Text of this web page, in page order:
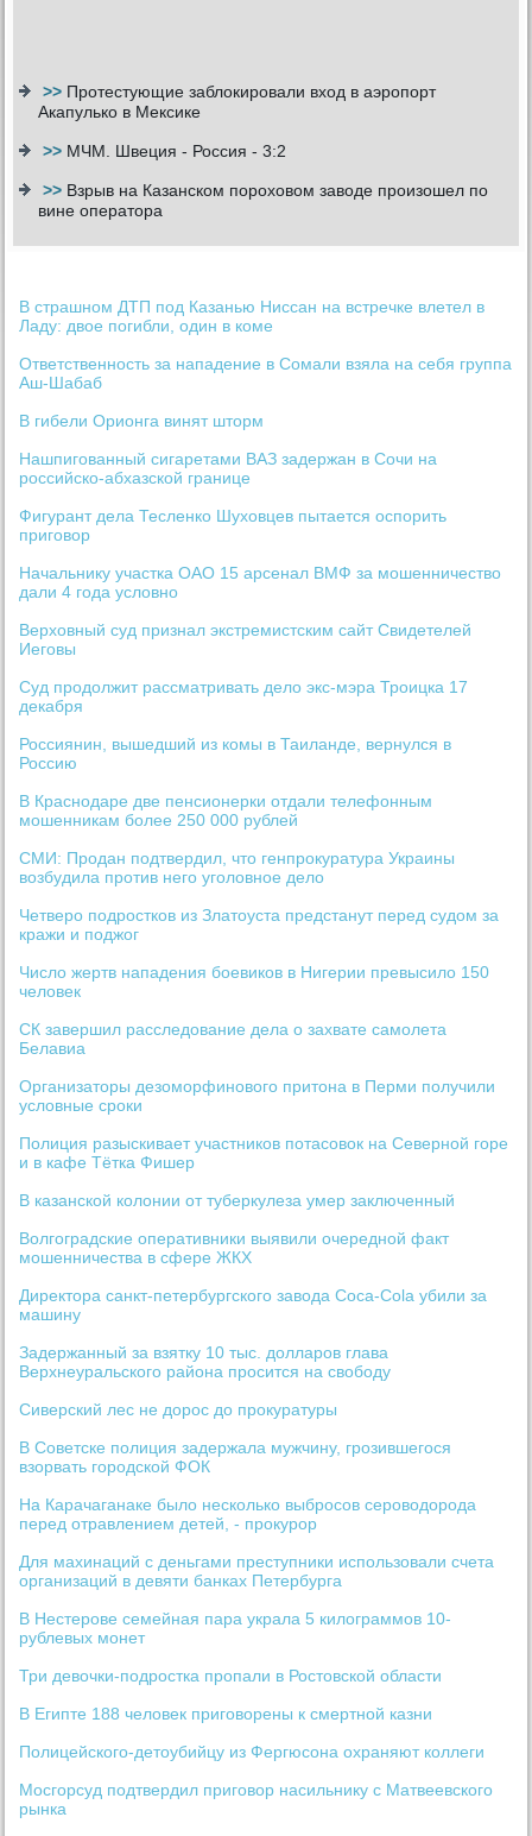
>> Протестующие заблокировали вход в аэропорт
Акапулько в Мексике
>> МЧМ. Швеция - Россия - 3:2
>> Взрыв на Казанском пороховом заводе произошел по
вине оператора
В страшном ДТП под Казанью Ниссан на встречке влетел в
Ладу: двое погибли, один в коме
Ответственность за нападение в Сомали взяла на себя группа
Аш-Шабаб
В гибели Орионга винят шторм
Нашпигованный сигаретами ВАЗ задержан в Сочи на
российско-абхазской границе
Фигурант дела Тесленко Шуховцев пытается оспорить
приговор
Начальнику участка ОАО 15 арсенал ВМФ за мошенничество
дали 4 года условно
Верховный суд признал экстремистским сайт Свидетелей
Иеговы
Суд продолжит рассматривать дело экс-мэра Троицка 17
декабря
Россиянин, вышедший из комы в Таиланде, вернулся в
Россию
В Краснодаре две пенсионерки отдали телефонным
мошенникам более 250 000 рублей
СМИ: Продан подтвердил, что генпрокуратура Украины
возбудила против него уголовное дело
Четверо подростков из Златоуста предстанут перед судом за
кражи и поджог
Число жертв нападения боевиков в Нигерии превысило 150
человек
СК завершил расследование дела о захвате самолета
Белавиа
Организаторы дезоморфинового притона в Перми получили
условные сроки
Полиция разыскивает участников потасовок на Северной горе
и в кафе Тётка Фишер
В казанской колонии от туберкулеза умер заключенный
Волгоградские оперативники выявили очередной факт
мошенничества в сфере ЖКХ
Директора санкт-петербургского завода Coca-Cola убили за
машину
Задержанный за взятку 10 тыс. долларов глава
Верхнеуральского района просится на свободу
Сиверский лес не дорос до прокуратуры
В Советске полиция задержала мужчину, грозившегося
взорвать городской ФОК
На Карачаганаке было несколько выбросов сероводорода
перед отравлением детей, - прокурор
Для махинаций с деньгами преступники использовали счета
организаций в девяти банках Петербурга
В Нестерове семейная пара украла 5 килограммов 10-
рублевых монет
Три девочки-подростка пропали в Ростовской области
В Египте 188 человек приговорены к смертной казни
Полицейского-детоубийцу из Фергюсона охраняют коллеги
Мосгорсуд подтвердил приговор насильнику с Матвеевского
рынка